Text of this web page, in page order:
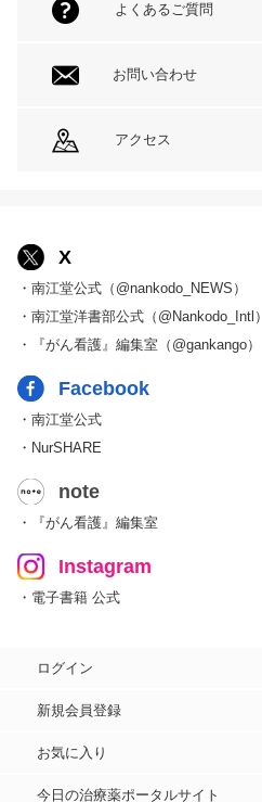
よくあるご質問
お問い合わせ
アクセス
X
・南江堂公式（@nankodo_NEWS）
・南江堂洋書部公式（@Nankodo_Intl）
・『がん看護』編集室（@gankango）
Facebook
・南江堂公式
・NurSHARE
note
・『がん看護』編集室
Instagram
・電子書籍 公式
ログイン
新規会員登録
お気に入り
今日の治療薬ポータルサイト